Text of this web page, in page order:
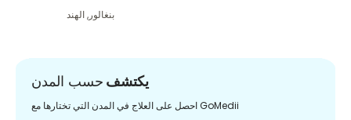
بنغالور,الهند
يكتشف حسب المدن
احصل على العلاج في المدن التي تختارها مع GoMedii